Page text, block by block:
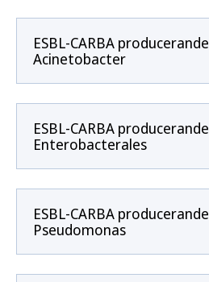
ESBL-CARBA producerande
Acinetobacter
ESBL-CARBA producerande
Enterobacterales
ESBL-CARBA producerande
Pseudomonas